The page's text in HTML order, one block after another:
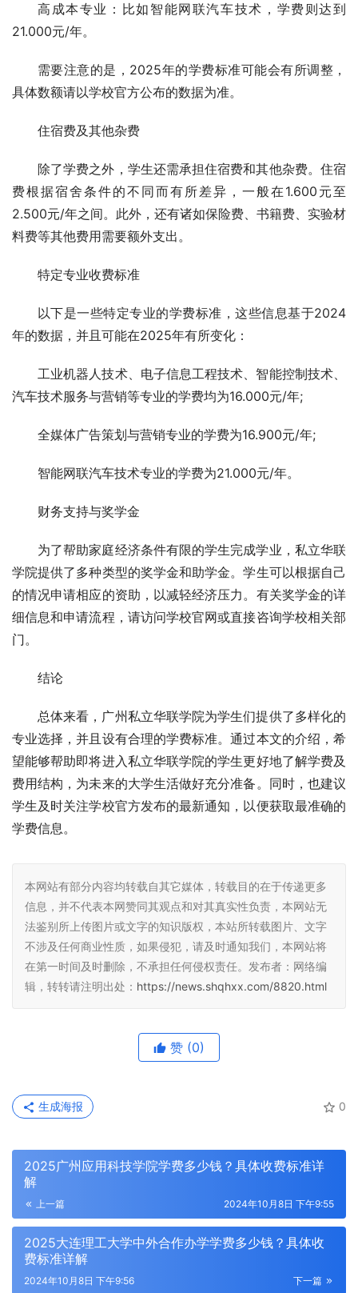
高成本专业：比如智能网联汽车技术，学费则达到
21.000元/年。
需要注意的是，2025年的学费标准可能会有所调整，
具体数额请以学校官方公布的数据为准。
住宿费及其他杂费
除了学费之外，学生还需承担住宿费和其他杂费。住宿
费根据宿舍条件的不同而有所差异，一般在1.600元至
2.500元/年之间。此外，还有诸如保险费、书籍费、实验材
料费等其他费用需要额外支出。
特定专业收费标准
以下是一些特定专业的学费标准，这些信息基于2024
年的数据，并且可能在2025年有所变化：
工业机器人技术、电子信息工程技术、智能控制技术、
汽车技术服务与营销等专业的学费均为16.000元/年;
全媒体广告策划与营销专业的学费为16.900元/年;
智能网联汽车技术专业的学费为21.000元/年。
财务支持与奖学金
为了帮助家庭经济条件有限的学生完成学业，私立华联
学院提供了多种类型的奖学金和助学金。学生可以根据自己
的情况申请相应的资助，以减轻经济压力。有关奖学金的详
细信息和申请流程，请访问学校官网或直接咨询学校相关部
门。
结论
总体来看，广州私立华联学院为学生们提供了多样化的
专业选择，并且设有合理的学费标准。通过本文的介绍，希
望能够帮助即将进入私立华联学院的学生更好地了解学费及
费用结构，为未来的大学生活做好充分准备。同时，也建议
学生及时关注学校官方发布的最新通知，以便获取最准确的
学费信息。
本网站有部分内容均转载自其它媒体，转载目的在于传递更多
信息，并不代表本网赞同其观点和对其真实性负责，本网站无
法鉴别所上传图片或文字的知识版权，本站所转载图片、文字
不涉及任何商业性质，如果侵犯，请及时通知我们，本网站将
在第一时间及时删除，不承担任何侵权责任。发布者：网络编
辑，转转请注明出处： https://news.shqhxx.com/8820.html
赞 (0)
0
生成海报
2025广州应用科技学院学费多少钱？具体收费标准详
解
上一篇 2024年10月8日 下午9:55
2025大连理工大学中外合作办学学费多少钱？具体收
费标准详解
下一篇
2024年10月8日 下午9:56